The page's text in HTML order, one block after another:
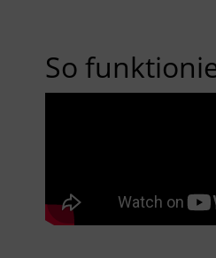
So